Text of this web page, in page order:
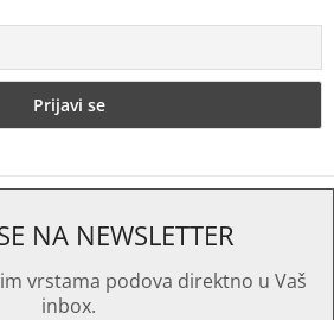
NA NEWSLETTER
vrstama podova direktno u Vaš
inbox.